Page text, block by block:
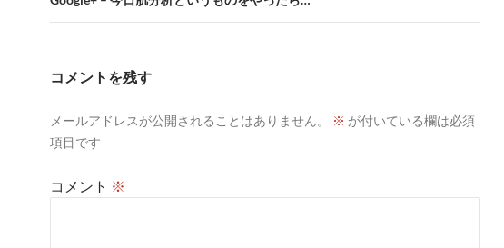
ゲ
ョ
コメントを残す
メールアドレスが公開されることはありません。 ※ が付いている欄は必須
項目です
コメント ※